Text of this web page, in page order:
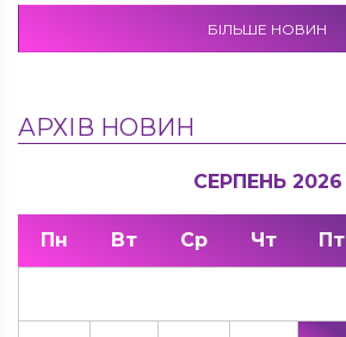
БІЛЬШЕ НОВИН
АРХІВ НОВИН
СЕРПЕНЬ 2026
Пн Вт Ср Чт Пт